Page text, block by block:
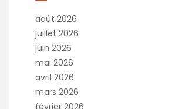
août 2026
juillet 2026
juin 2026
mai 2026
avril 2026
mars 2026
février 2026